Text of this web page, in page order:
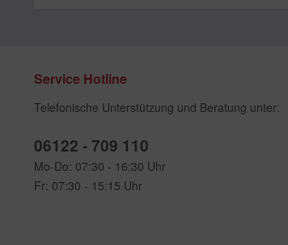
Service Hotline
Telefonische Unterstützung und Beratung unter:
06122 - 709 110
Mo-Do: 07:30 - 16:30 Uhr
Fr: 07:30 - 15:15 Uhr